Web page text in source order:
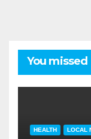
You missed
HEALTH LOCAL